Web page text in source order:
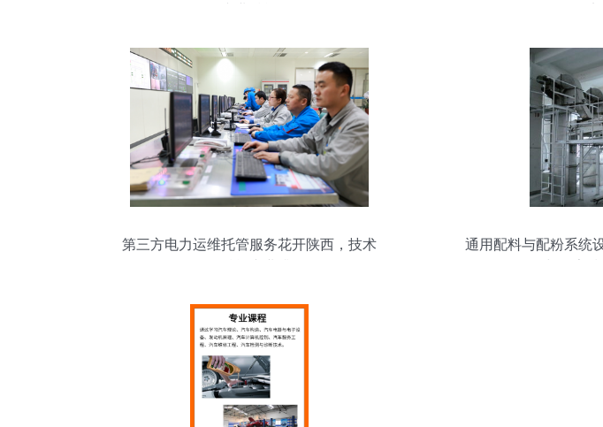
第三方电力运维托管服务花开陕西，技术
通用配料与配粉系统